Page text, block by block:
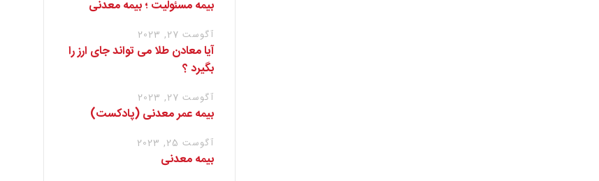
بیمه مسئولیت ؛ بیمه معدنی
آگوست 27, 2023
آیا معادن طلا می تواند جای ارز را
بگیرد ؟
آگوست 27, 2023
بیمه عمر معدنی (پادکست)
آگوست 25, 2023
بیمه معدنی